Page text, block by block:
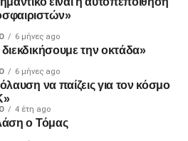
πιο γρήγορη λύση για την
του ΠΑΟΚ.
γρήγοροι, ούτε σίγουροι, ούτε
που σας στήριξε είναι να
6 μήνες ago
την οκτάδα»
6 μήνες ago
να παίζεις για τον κόσμο
4 έτη ago
ο Τόμας